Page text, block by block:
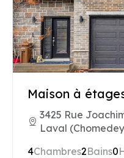
Maison à
3425 Rue
Laval
4Chambres2Bains0